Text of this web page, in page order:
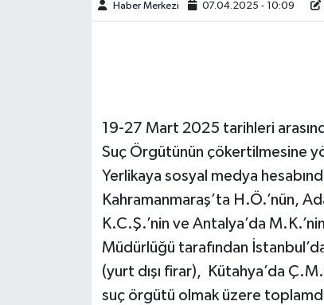
Haber Merkezi 07.04.2025 - 10:09
19-27 Mart 2025 tarihleri
Suç Örgütünün çökertilmesine
Yerlikaya sosyal medya
Kahramanmaraş’ta H.Ö.’nün,
K.C.Ş.’nin ve Antalya’da
Müdürlüğü tarafından
(yurt dışı firar), Kütahya’da
suç örgütü olmak üzere